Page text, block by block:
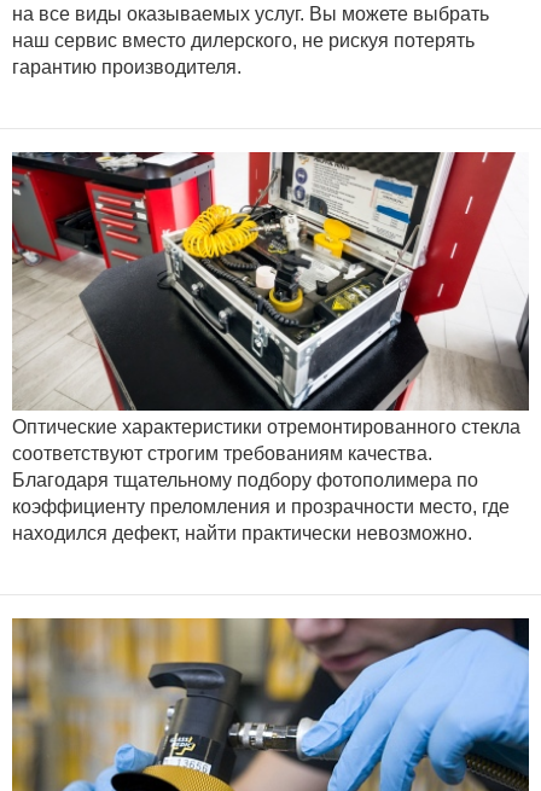
на все виды оказываемых услуг. Вы можете выбрать
наш сервис вместо дилерского, не рискуя потерять
гарантию производителя.
Оптические характеристики отремонтированного стекла
соответствуют строгим требованиям качества.
Благодаря тщательному подбору фотополимера по
коэффициенту преломления и прозрачности место, где
находился дефект, найти практически невозможно.